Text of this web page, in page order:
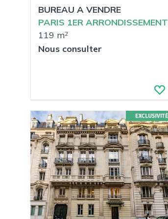
BUREAU A VENDRE
PARIS 1ER ARRONDISSEMENT
119 m2
Nous consulter